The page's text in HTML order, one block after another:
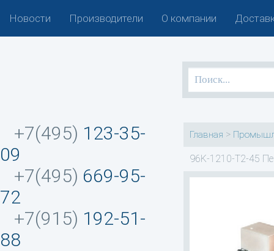
Новости Производители О компании
+7(495) 123-35-
09
+7(495) 669-95-
72
+7(915) 192-51-
88
Главная >
96K-1210-T2-45